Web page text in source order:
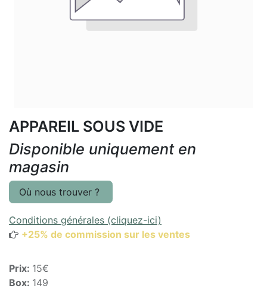
APPAREIL SOUS VIDE
Disponible uniquement en
magasin
Où nous trouver ?
Conditions générales (cliquez-ici)
+25% de commission sur les ventes
Prix: 15€
Box: 149